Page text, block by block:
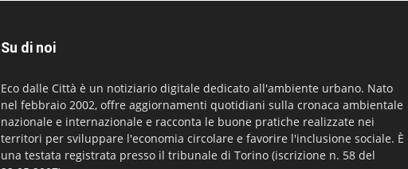
Su di noi
Eco dalle Città è un notiziario digitale dedicato all'ambiente urbano. Nato
nel febbraio 2002, offre aggiornamenti quotidiani sulla cronaca ambientale
nazionale e internazionale e racconta le buone pratiche realizzate nei
territori per sviluppare l'economia circolare e favorire l'inclusione sociale. È
una testata registrata presso il tribunale di Torino (iscrizione n. 58 del